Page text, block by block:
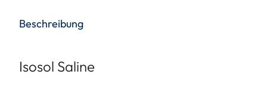
Beschreibung
Isosol Saline